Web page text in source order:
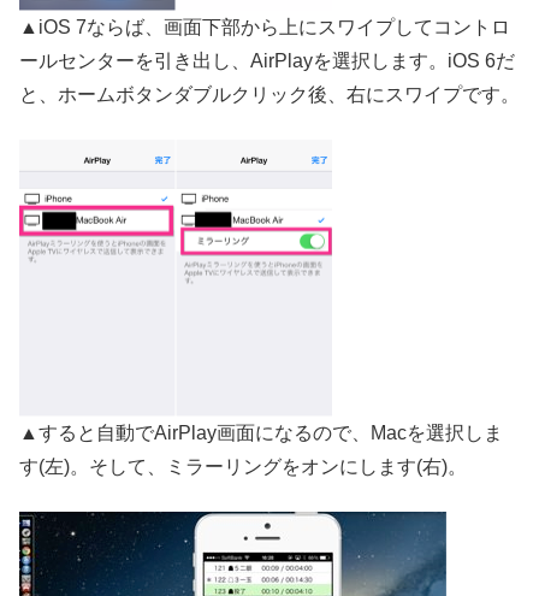
▲iOS 7ならば、画面下部から上にスワイプしてコントロ
ールセンターを引き出し、AirPlayを選択します。iOS 6だ
と、ホームボタンダブルクリック後、右にスワイプです。
▲すると自動でAirPlay画面になるので、Macを選択しま
す(左)。そして、ミラーリングをオンにします(右)。